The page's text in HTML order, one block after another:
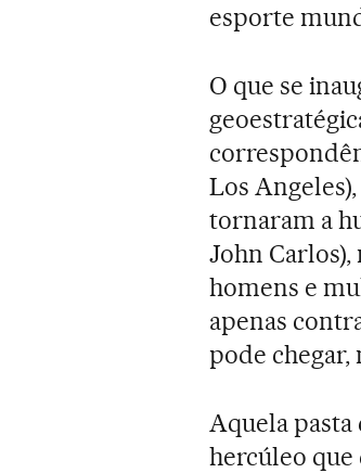
esporte
O que se
Los
tornaram a
John
homens e
apenas
pode chegar,
Aquela
hercúleo